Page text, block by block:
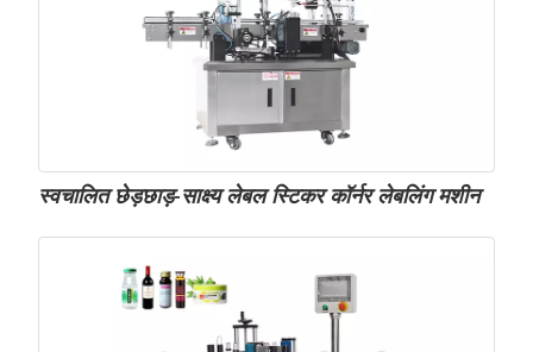
स्वचालित छेड़छाड़-साक्ष्य लेबल स्टिकर कॉर्नर लेबलिंग मशीन